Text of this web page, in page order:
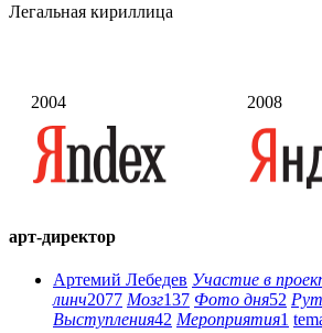
Легальная кириллица
2004 2008
арт-директор
Артемий Лебедев Участие в
линч2077 Мозг137 Фото дня52
Выступления42 Мероприятия1